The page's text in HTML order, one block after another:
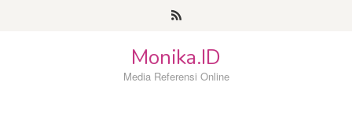
Monika.ID
Media Referensi Online